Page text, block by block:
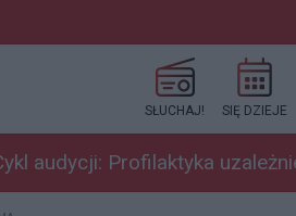
SŁUCHAJ! SIĘ DZIEJE
audycji: Profilaktyka